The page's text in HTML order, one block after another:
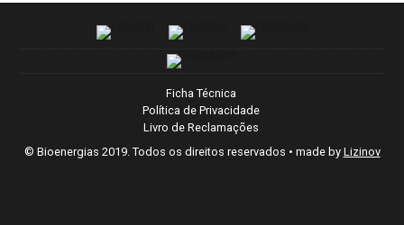
Ficha Técnica
Política de Privacidade
Livro de Reclamações
© Bioenergias 2019. Todos os direitos reservados • made by Lizinov